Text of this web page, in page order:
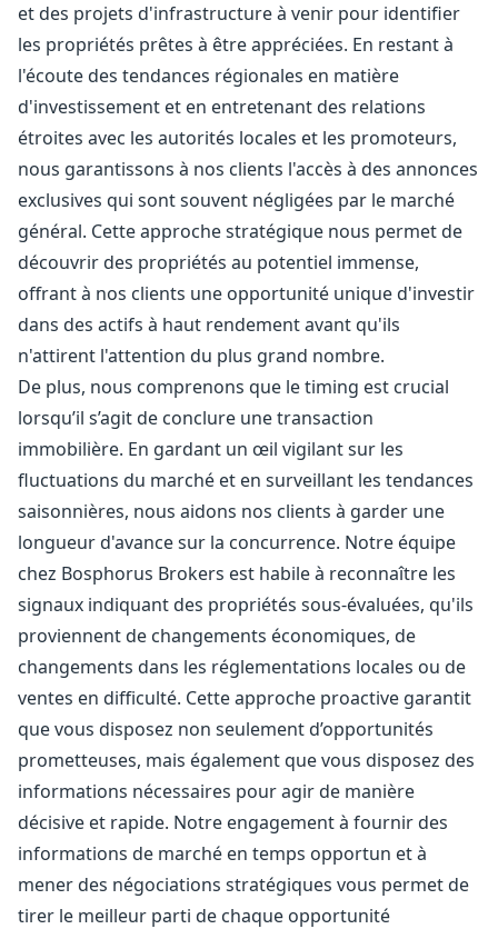
et des projets d'infrastructure à venir pour identifier
les propriétés prêtes à être appréciées. En restant à
l'écoute des tendances régionales en matière
d'investissement et en entretenant des relations
étroites avec les autorités locales et les promoteurs,
nous garantissons à nos clients l'accès à des annonces
exclusives qui sont souvent négligées par le marché
général. Cette approche stratégique nous permet de
découvrir des propriétés au potentiel immense,
offrant à nos clients une opportunité unique d'investir
dans des actifs à haut rendement avant qu'ils
n'attirent l'attention du plus grand nombre.
De plus, nous comprenons que le timing est crucial
lorsqu’il s’agit de conclure une transaction
immobilière. En gardant un œil vigilant sur les
fluctuations du marché et en surveillant les tendances
saisonnières, nous aidons nos clients à garder une
longueur d'avance sur la concurrence. Notre équipe
chez Bosphorus Brokers est habile à reconnaître les
signaux indiquant des propriétés sous-évaluées, qu'ils
proviennent de changements économiques, de
changements dans les réglementations locales ou de
ventes en difficulté. Cette approche proactive garantit
que vous disposez non seulement d’opportunités
prometteuses, mais également que vous disposez des
informations nécessaires pour agir de manière
décisive et rapide. Notre engagement à fournir des
informations de marché en temps opportun et à
mener des négociations stratégiques vous permet de
tirer le meilleur parti de chaque opportunité